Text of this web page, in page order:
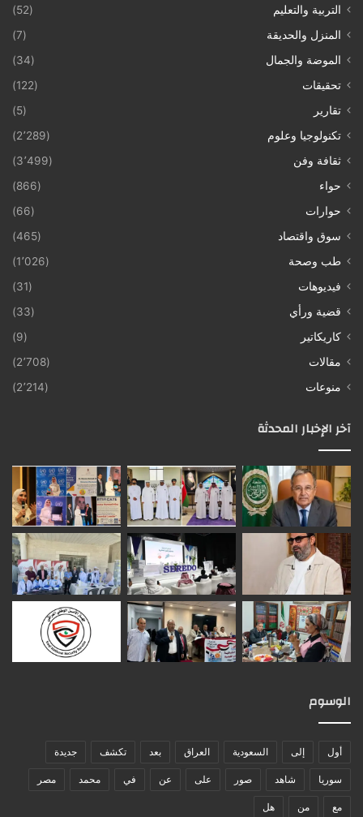
التربية والتعليم
(52)
المنزل والحديقة
(7)
الموضة والجمال
(34)
تحقيقات
(122)
تقارير
(5)
تكنولوجيا وعلوم
(2٬289)
ثقافة وفن
(3٬499)
حواء
(866)
حوارات
(66)
سوق واقتصاد
(465)
طب وصحة
(1٬026)
فيديوهات
(31)
قضية ورأي
(33)
كاريكاتير
(9)
مقالات
(2٬708)
منوعات
(2٬214)
آخر الإخبار المحدثة
الوسوم
أول إلى السعودية العراق بعد تكشف جديدة
سوريا شاهد صور على عن في محمد مصر
مع من هل